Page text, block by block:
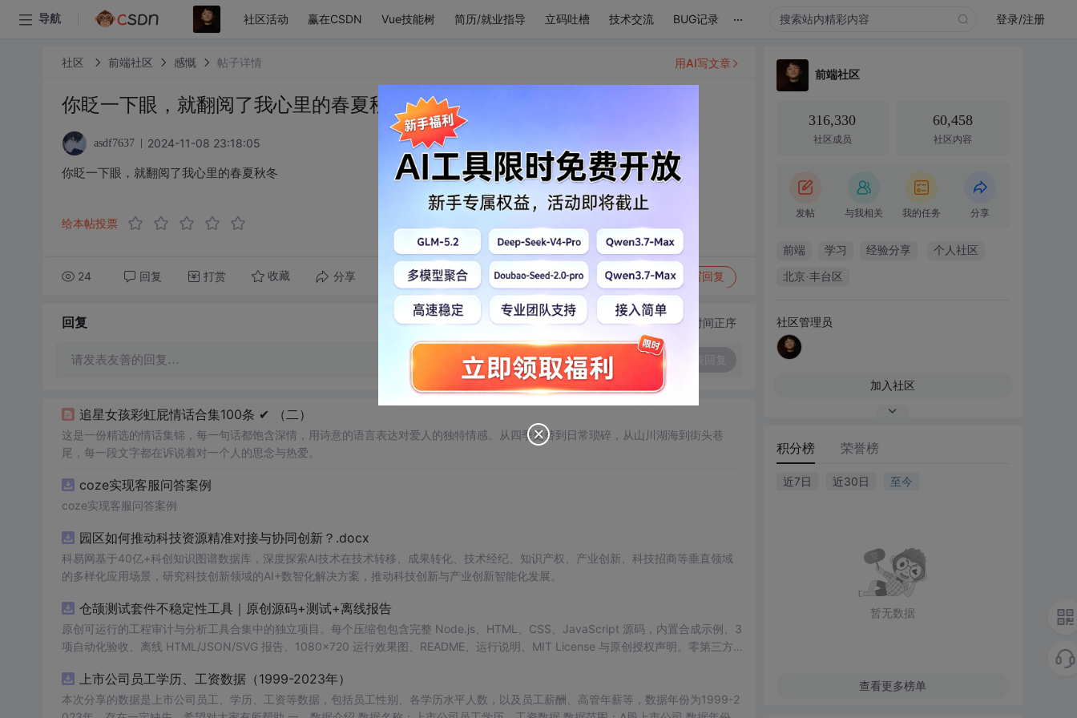
导航 社区活动 赢在CSDN Vue技能树 简历/就业指导 立码吐槽 技术交流 BUG记录 ... 登录/注册
社区 前端社区 感慨 帖子详情
你眨一下眼，就翻阅了我心里的春夏秋冬
asdf7637 2024-11-08 23:18:05
你眨一下眼，就翻阅了我心里的春夏秋冬
给本帖投票
24 回复 打赏 收藏 分享 转发到动态 举报 写回复
用AI写文章
回复 切换为时间正序
请发表友善的回复…
追星女孩彩虹屁情话合集100条 ✔︎ （二）
这是一份精选的情话集锦，每一句话都饱含深情，用诗意的语言表达对爱人的独特情感。从四季更替到日常琐碎，从山川湖海到街头巷
尾，每一段文字都在诉说着对一个人的思念与热爱。
coze实现客服问答案例
coze实现客服问答案例
园区如何推动科技资源精准对接与协同创新？.docx
科易网基于40亿+科创知识图谱数据库，深度探索AI技术在技术转移、成果转化、技术经纪、知识产权、产业创新、科技招商等垂直领域
的多样化应用场景，研究科技创新领域的AI+数智化解决方案，推动科技创新与产业创新智能化发展。
仓颉测试套件不稳定性工具｜原创源码+测试+离线报告
原创可运行的工程审计与分析工具合集中的独立项目。每个压缩包包含完整 Node.js、HTML、CSS、JavaScript 源码，内置合成示例、3
项自动化验收、离线 HTML/JSON/SVG 报告、1080×720 运行效果图、README、运行说明、MIT License 与原创授权声明。零第三方
示与二次开发。运行方法：Node.js 18+ 下执行 npm test 与 npm run report，或启动静态服务器打开 index.html。
上市公司员工学历、工资数据（1999-2023年）
本次分享的数据是上市公司员工、学历、工资等数据，包括员工性别、各学历水平人数，以及员工薪酬、高管年薪等，数据年份为1999-2
前端社区
316,330
社区成员
60,458
社区内容
发帖 与我相关 我的任务 分享
前端 学习 经验分享 个人社区
北京·丰台区
社区管理员
加入社区
积分榜 荣誉榜
近7日 近30日 至今
暂无数据
查看更多榜单